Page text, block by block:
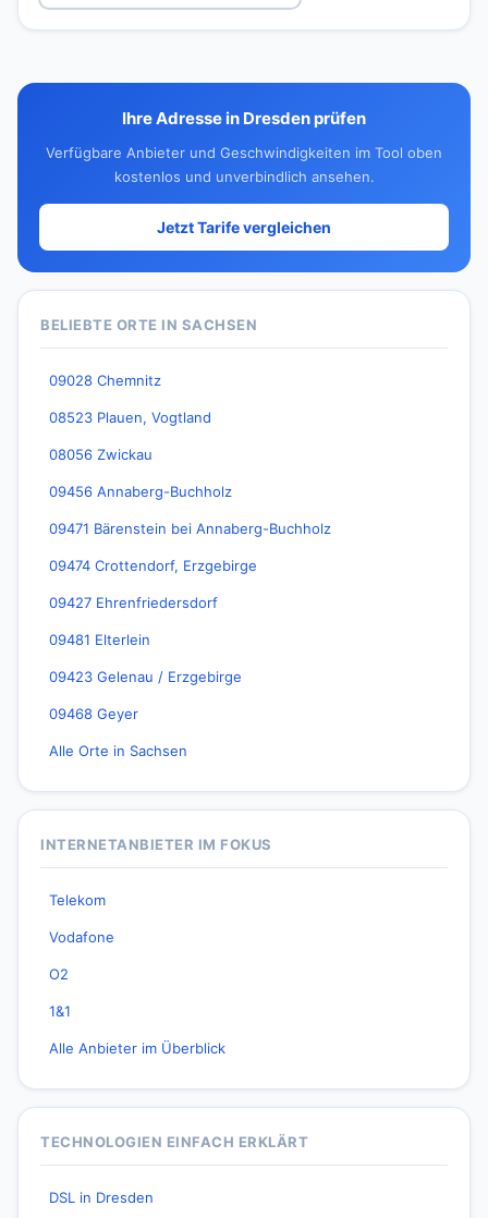
Ihre Adresse in Dresden prüfen
Verfügbare Anbieter und Geschwindigkeiten im Tool oben
kostenlos und unverbindlich ansehen.
Jetzt Tarife vergleichen
BELIEBTE ORTE IN SACHSEN
09028 Chemnitz
08523 Plauen, Vogtland
08056 Zwickau
09456 Annaberg-Buchholz
09471 Bärenstein bei Annaberg-Buchholz
09474 Crottendorf, Erzgebirge
09427 Ehrenfriedersdorf
09481 Elterlein
09423 Gelenau / Erzgebirge
09468 Geyer
Alle Orte in Sachsen
INTERNETANBIETER IM FOKUS
Telekom
Vodafone
O2
1&1
Alle Anbieter im Überblick
TECHNOLOGIEN EINFACH ERKLÄRT
DSL in Dresden